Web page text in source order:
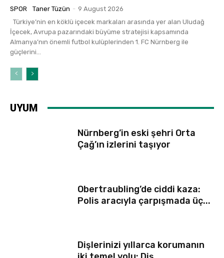
SPOR Taner Tüzün - 9 August 2026
İçecek, Avrupa pazarındaki büyüme stratejisi kapsamında
Almanya’nın önemli futbol kulüplerinden 1. FC Nürnberg ile
güçlerini...
UYUM
Nürnberg’in eski şehri Orta
Çağ’ın izlerini taşıyor
Obertraubling’de ciddi kaza:
Polis aracıyla çarpışmada üç...
Dişlerinizi yıllarca korumanın